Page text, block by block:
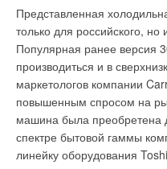
Представленная
только для российского,
Популярная ранее версия
производиться и в
маркетологов компании
повышенным спросом на
машина была преобретена
спектре бытовой гаммы
линейку оборудования
он является одним из
газов». Хладагент марки
R-125 (50%), является
утечке смесь практически
потому кондиционер может
Однако и R-410A не лишен
В отличие от R-22,
обыкновенном
предполагают
Гидроизоляцию можно
кабелем, так и над ним,
работать при любой
установки гидроизоляции
конструктивных
документации. Основное
соблюдать —
непосредственно лежать
слоем.